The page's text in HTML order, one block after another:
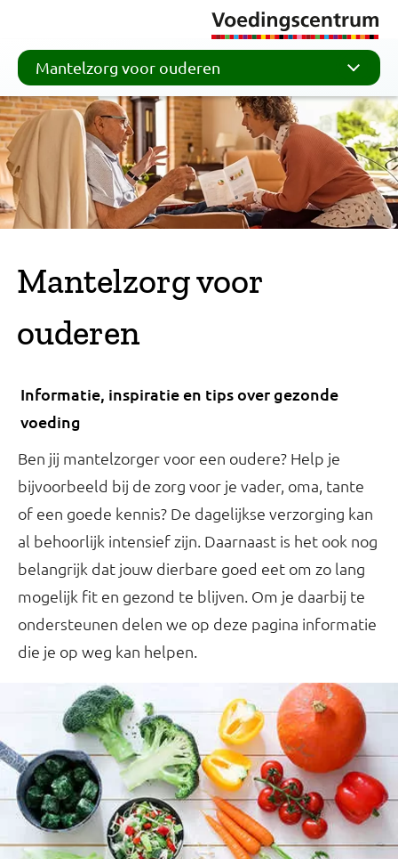
Mantelzorg voor
ouderen
Informatie, inspiratie en tips over gezonde
voeding
Mantelzorg voor ouderen
Ben jij mantelzorger voor een oudere? Help je
bijvoorbeeld bij de zorg voor je vader, oma, tante
of een goede kennis? De dagelijkse verzorging kan
al behoorlijk intensief zijn. Daarnaast is het ook nog
belangrijk dat jouw dierbare goed eet om zo lang
mogelijk fit en gezond te blijven. Om je daarbij te
ondersteunen delen we op deze pagina informatie
die je op weg kan helpen.